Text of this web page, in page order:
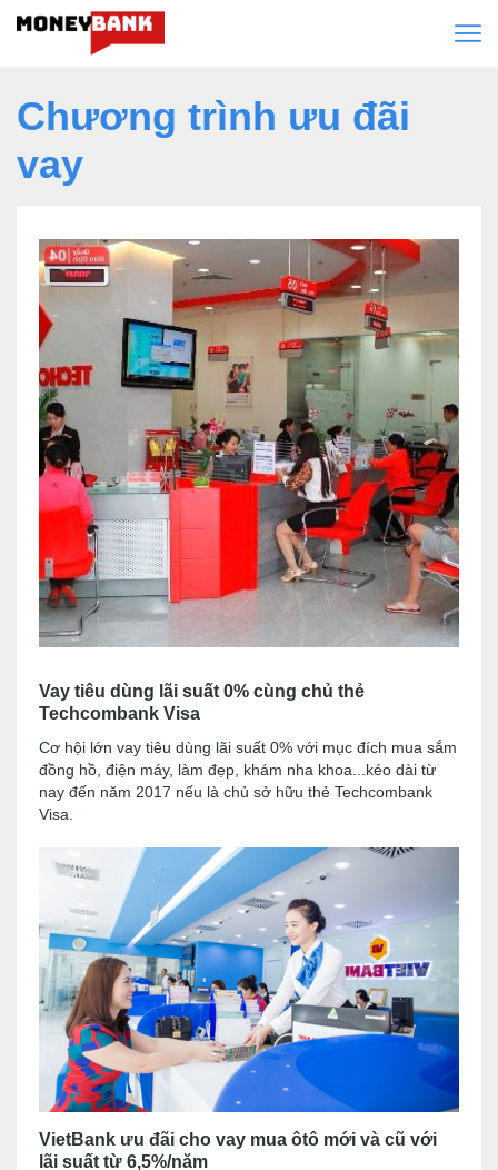
Chương trình ưu đãi
vay
Vay tiêu dùng lãi suất 0% cùng chủ thẻ
Techcombank Visa
Cơ hội lớn vay tiêu dùng lãi suất 0% với mục đích mua sắm
đồng hồ, điện máy, làm đẹp, khám nha khoa...kéo dài từ
nay đến năm 2017 nếu là chủ sở hữu thẻ Techcombank
Visa.
VietBank ưu đãi cho vay mua ôtô mới và cũ với
lãi suất từ 6,5%/năm